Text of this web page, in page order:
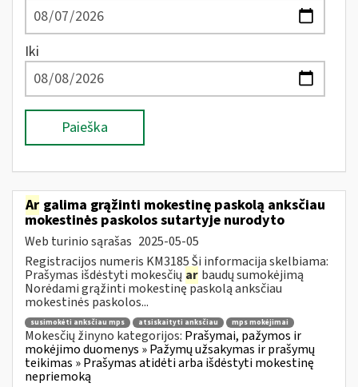
Iki
Paieška
Ar galima grąžinti mokestinę paskolą anksčiau
mokestinės paskolos sutartyje nurodyto
Web turinio sąrašas 2025-05-05
Registracijos numeris KM3185 Ši informacija skelbiama:
Prašymas išdėstyti mokesčių ar baudų sumokėjimą
Norėdami grąžinti mokestinę paskolą anksčiau
mokestinės paskolos...
susimokėti anksčiau mps atsiskaityti anksčiau mps mokėjimai
Mokesčių žinyno kategorijos: Prašymai, pažymos ir
mokėjimo duomenys » Pažymų užsakymas ir prašymų
teikimas » Prašymas atidėti arba išdėstyti mokestinę
nepriemoką